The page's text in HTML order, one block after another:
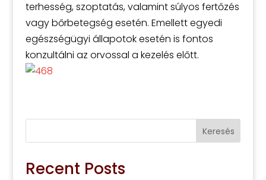
terhesség, szoptatás, valamint súlyos fertőzés
vagy bőrbetegség esetén. Emellett egyedi
egészségügyi állapotok esetén is fontos
konzultálni az orvossal a kezelés előtt.
Keresés
Recent Posts